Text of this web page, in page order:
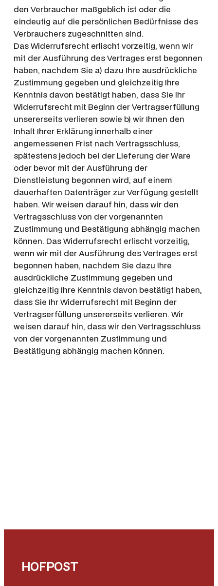
den Verbraucher maßgeblich ist oder die
eindeutig auf die persönlichen Bedürfnisse des
Verbrauchers zugeschnitten sind.
Das Widerrufsrecht erlischt vorzeitig, wenn wir
mit der Ausführung des Vertrages erst begonnen
haben, nachdem Sie a) dazu Ihre ausdrückliche
Zustimmung gegeben und gleichzeitig Ihre
Kenntnis davon bestätigt haben, dass Sie Ihr
Widerrufsrecht mit Beginn der Vertragserfüllung
unsererseits verlieren sowie b) wir Ihnen den
Inhalt Ihrer Erklärung innerhalb einer
angemessenen Frist nach Vertragsschluss,
spätestens jedoch bei der Lieferung der Ware
oder bevor mit der Ausführung der
Dienstleistung begonnen wird, auf einem
dauerhaften Datenträger zur Verfügung gestellt
haben. Wir weisen darauf hin, dass wir den
Vertragsschluss von der vorgenannten
Zustimmung und Bestätigung abhängig machen
können. Das Widerrufsrecht erlischt vorzeitig,
wenn wir mit der Ausführung des Vertrages erst
begonnen haben, nachdem Sie dazu Ihre
ausdrückliche Zustimmung gegeben und
gleichzeitig Ihre Kenntnis davon bestätigt haben,
dass Sie Ihr Widerrufsrecht mit Beginn der
Vertragserfüllung unsererseits verlieren. Wir
weisen darauf hin, dass wir den Vertragsschluss
von der vorgenannten Zustimmung und
Bestätigung abhängig machen können.
HOFPOST